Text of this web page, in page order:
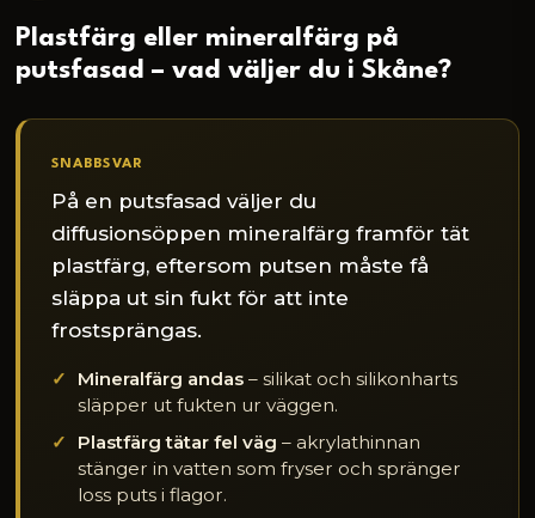
Plastfärg eller mineralfärg på
putsfasad – vad väljer du i Skåne?
SNABBSVAR
På en putsfasad väljer du
diffusionsöppen mineralfärg framför tät
plastfärg, eftersom putsen måste få
släppa ut sin fukt för att inte
frostsprängas.
Mineralfärg andas – silikat och silikonharts
släpper ut fukten ur väggen.
Plastfärg tätar fel väg – akrylathinnan
stänger in vatten som fryser och spränger
loss puts i flagor.